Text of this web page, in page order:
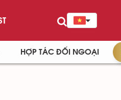
HỢP TÁC ĐỐI NGOẠI